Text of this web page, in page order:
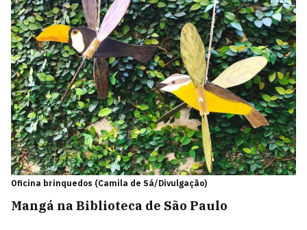
Oficina brinquedos (Camila de Sá/Divulgação)
Mangá na Biblioteca de São Paulo